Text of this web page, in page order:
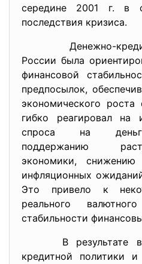
середине 2001 г. в
последствия кризиса.
Денежно-
России была
финансовой
предпосылок,
экономического
гибко реагировал на
спроса на
поддержанию
экономики, снижению
инфляционных
Это привело к
реального
стабильности
В результате
кредитной политики и